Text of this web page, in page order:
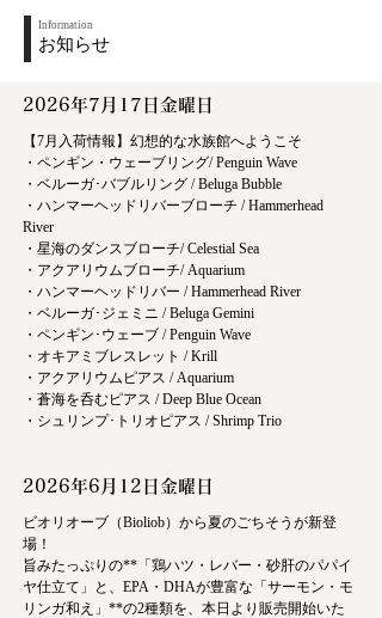
Information
お知らせ
2026年7月17日金曜日
【7月入荷情報】幻想的な水族館へようこそ
・ペンギン・ウェーブリング/ Penguin Wave
・ベルーガ･バブルリング / Beluga Bubble
・ハンマーヘッドリバーブローチ / Hammerhead
River
・星海のダンスブローチ/ Celestial Sea
・アクアリウムブローチ/ Aquarium
・ハンマーヘッドリバー / Hammerhead River
・ベルーガ･ジェミニ / Beluga Gemini
・ペンギン･ウェーブ / Penguin Wave
・オキアミブレスレット / Krill
・アクアリウムピアス / Aquarium
・蒼海を呑むピアス / Deep Blue Ocean
・シュリンプ･トリオピアス / Shrimp Trio
2026年6月12日金曜日
ビオリオーブ（Bioliob）から夏のごちそうが新登
場！
旨みたっぷりの**「鶏ハツ・レバー・砂肝のパパイ
ヤ仕立て」と、EPA・DHAが豊富な「サーモン・モ
リンガ和え」**の2種類を、本日より販売開始いた